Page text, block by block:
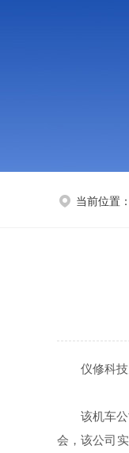
当前位置：
仪修科技
该机车公司
会，该公司